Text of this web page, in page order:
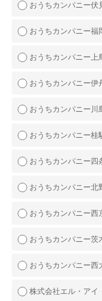
おうちカンパニー伏
おうちカンパニー福
おうちカンパニー上
おうちカンパニー伊
おうちカンパニー川
おうちカンパニー桂
おうちカンパニー四
おうちカンパニー北
おうちカンパニー西
おうちカンパニー茨
おうちカンパニー西
株式会社エル・アイ